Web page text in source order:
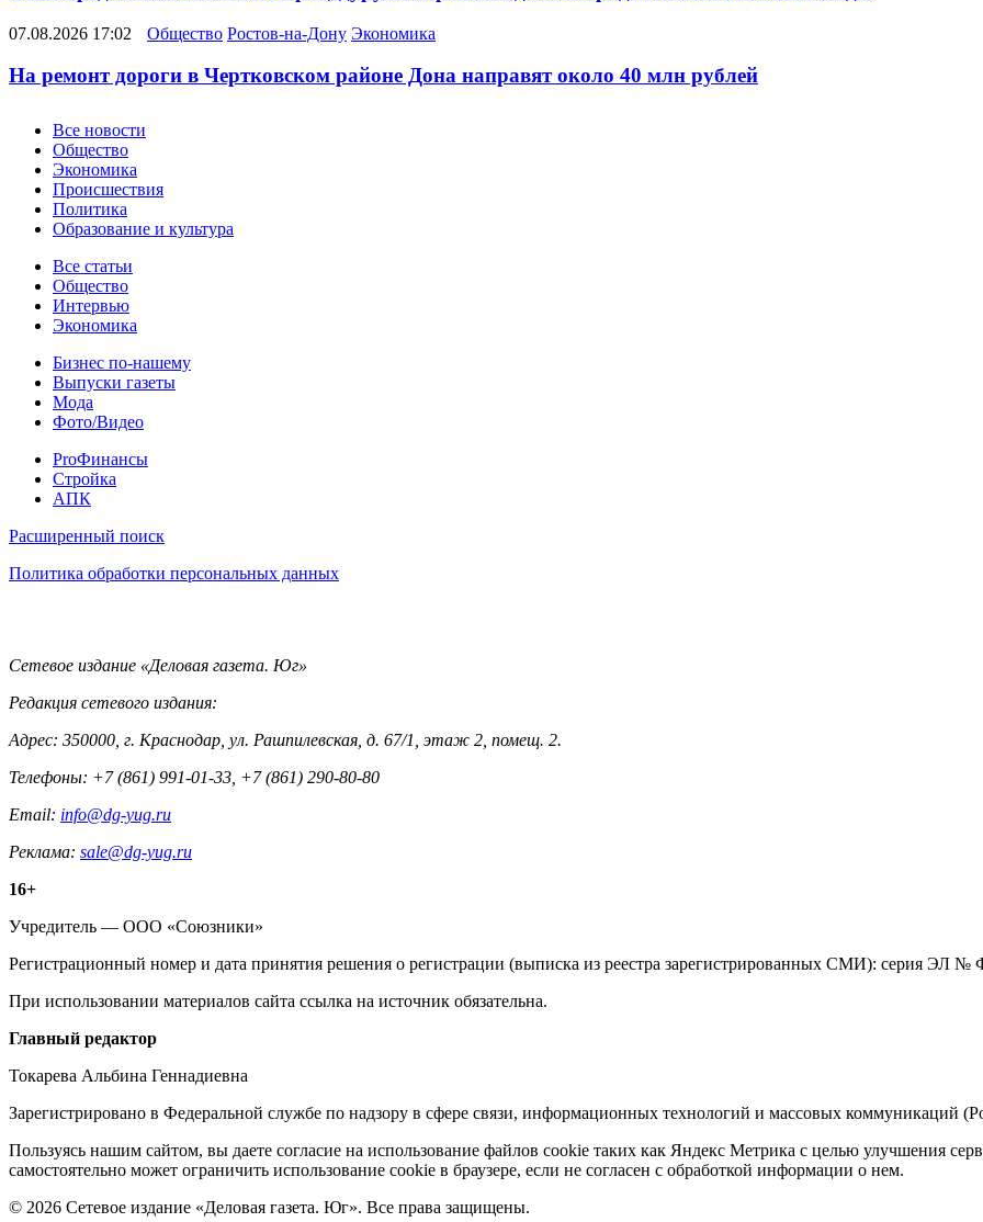
07.08.2026 17:02 Общество Ростов-на-Дону Экономика
На ремонт дороги в Чертковском районе Дона направят около 40 млн рублей
Новости
Все новости
Общество
Экономика
Происшествия
Политика
Образование и культура
Статьи
Все статьи
Общество
Интервью
Экономика
Разное
Бизнес по-нашему
Выпуски газеты
Мода
Фото/Видео
Pro
ProФинансы
Стройка
АПК
Информация
Расширенный поиск
Политика обработки персональных данных
Контакты
Сетевое издание «Деловая газета. Юг»
Редакция сетевого издания:
Адрес: 350000, г. Краснодар, ул. Рашпилевская, д. 67/1, этаж 2, помещ. 2.
Телефоны: +7 (861) 991-01-33, +7 (861) 290-80-80
Email: info@dg-yug.ru
Реклама: sale@dg-yug.ru
Информация
о
издании
16+
Учредитель — ООО «Союзники»
Регистрационный номер и дата принятия решения о регистрации (выписка из реестра зарегистрированных СМИ): серия ЭЛ
При использовании материалов сайта ссылка на источник обязательна.
Редакция
Главный редактор
Токарева Альбина Геннадиевна
Зарегистрировано в Федеральной службе по надзору в сфере связи, информационных технологий и массовых коммуникаций
Политика
cookie
Пользуясь нашим сайтом, вы даете согласие на использование файлов cookie таких как Яндекс Метрика с целью улучшения
самостоятельно может ограничить использование cookie в браузере, если не согласен с обработкой информации о нем.
© 2026 Сетевое издание «Деловая газета. Юг». Все права защищены.